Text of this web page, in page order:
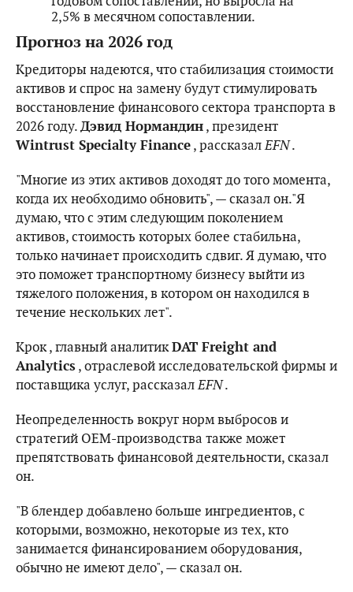
2,5% в месячном сопоставлении.
Прогноз на 2026 год
Кредиторы надеются, что стабилизация стоимости
активов и спрос на замену будут стимулировать
восстановление финансового сектора транспорта в
2026 году.Дэвид Нормандин, президент
Wintrust Specialty Finance, рассказалEFN.
"Многие из этих активов доходят до того момента,
когда их необходимо обновить", — сказал он."Я
думаю, что с этим следующим поколением
активов, стоимость которых более стабильна,
только начинает происходить сдвиг. Я думаю, что
это поможет транспортному бизнесу выйти из
тяжелого положения, в котором он находился в
течение нескольких лет".
Крок , главный аналитикDAT Freight and
Analytics, отраслевой исследовательской фирмы и
поставщика услуг, рассказалEFN.
Неопределенность вокруг норм выбросов и
стратегий OEM-производства также может
препятствовать финансовой деятельности, сказал
он.
"В блендер добавлено больше ингредиентов, с
которыми, возможно, некоторые из тех, кто
занимается финансированием оборудования,
обычно не имеют дело", — сказал он.